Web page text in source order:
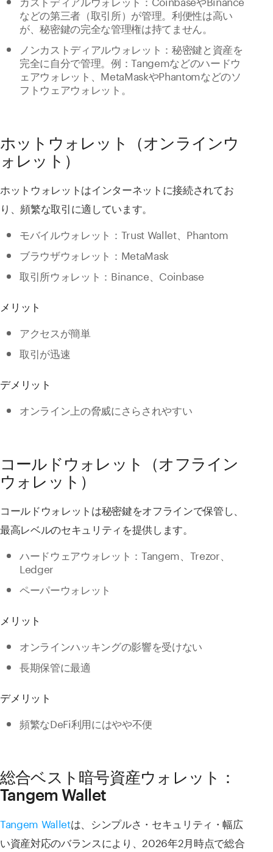
などの第三者（取引所）が管理。利便性は高い
が、秘密鍵の完全な管理権は持てません。
ノンカストディアルウォレット：秘密鍵と資産を
完全に自分で管理。例：Tangemなどのハードウ
ェアウォレット、MetaMaskやPhantomなどのソ
フトウェアウォレット。
ホットウォレット（オンラインウ
ォレット）
ホットウォレットはインターネットに接続されてお
り、頻繁な取引に適しています。
モバイルウォレット：Trust Wallet、Phantom
ブラウザウォレット：MetaMask
取引所ウォレット：Binance、Coinbase
メリット
アクセスが簡単
取引が迅速
デメリット
オンライン上の脅威にさらされやすい
コールドウォレット（オフライン
ウォレット）
コールドウォレットは秘密鍵をオフラインで保管し、
最高レベルのセキュリティを提供します。
ハードウェアウォレット：Tangem、Trezor、
Ledger
ペーパーウォレット
メリット
オンラインハッキングの影響を受けない
長期保管に最適
デメリット
頻繁なDeFi利用にはやや不便
総合ベスト暗号資産ウォレット：
Tangem Wallet
Tangem Walletは、シンプルさ・セキュリティ・幅広
い資産対応のバランスにより、2026年2月時点で総合